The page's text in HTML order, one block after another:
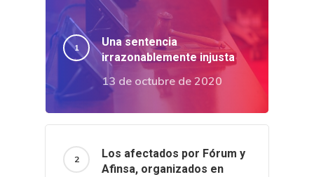
Una sentencia
irrazonablemente injusta
13 de octubre de 2020
Los afectados por Fórum y
Afinsa, organizados en